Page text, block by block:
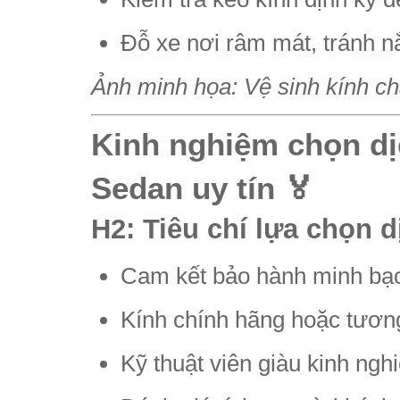
Đỗ xe nơi râm mát, tránh
Ảnh minh họa: Vệ sinh kính
Kinh nghiệm chọn
Sedan uy tín 🏅
H2: Tiêu chí lựa chọn
Cam kết bảo hành minh
Kính chính hãng hoặc
Kỹ thuật viên giàu kinh